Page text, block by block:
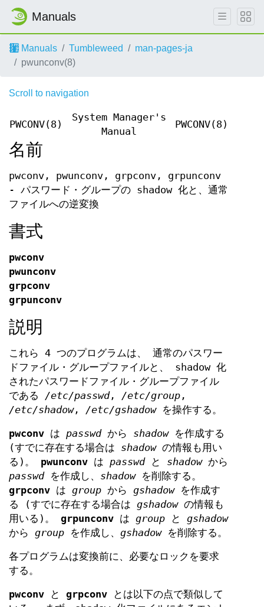
Manuals
Manuals Tumbleweed
man-pages-ja
pwunconv(8)
Scroll to navigation
PWCONV(8)
System Manager's
Manual
PWCONV(8)
名前
pwconv, pwunconv, grpconv, grpunconv
- パスワード・グループの shadow 化と、通常
ファイルへの逆変換
書式
pwconv
pwunconv
grpconv
grpunconv
説明
これら 4 つのプログラムは、 通常のパスワー
ドファイル・グループファイルと、 shadow 化
されたパスワードファイル・グループファイル
である /etc/passwd, /etc/group ,
/etc/shadow, /etc/gshadowを操作する。
pwconv は passwdから shadowを作成する
(すでに存在する場合は shadowの情報も用い
る)。 pwunconv は passwdと shadowから
passwdを作成し、 shadowを削除する。
grpconv は group から gshadowを作成す
る (すでに存在する場合は gshadowの情報も
用いる)。 grpunconv は group と gshadow
から group を作成し、 gshadowを削除する。
各プログラムは変換前に、必要なロックを要求
する。
pwconv と grpconv とは以下の点で類似して